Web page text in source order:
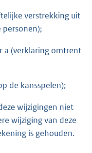
verstrekking uit
personen);
a (verklaring omtrent
de kansspelen);
wijzigingen niet
wijziging van deze
is gehouden.